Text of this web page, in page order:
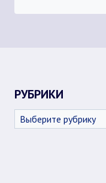
РУБРИКИ
Рубрики